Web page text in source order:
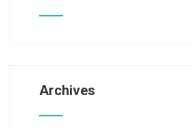
Archives